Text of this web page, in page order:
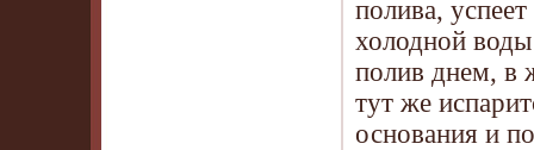
полива,
холодной
полив днем, в
тут же
основания и